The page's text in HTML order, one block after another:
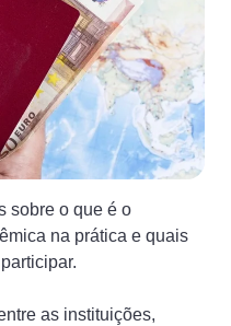
sobre o que é o
na prática e quais
as instituições,